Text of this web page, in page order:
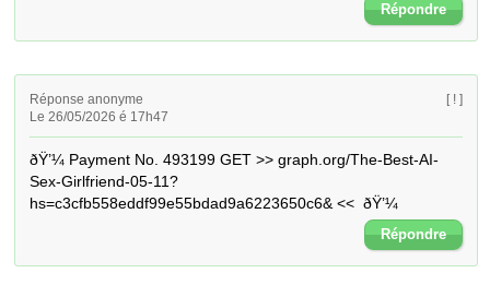
Répondre
Réponse anonyme
Le 26/05/2026 é 17h47
[ ! ]
ðŸ’¼ Payment No. 493199 GET >> graph.org/The-Best-AI-
Sex-Girlfriend-05-11?
hs=c3cfb558eddf99e55bdad9a6223650c6& <<  ðŸ’¼
Répondre